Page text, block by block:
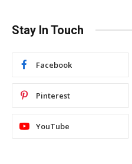
Stay In Touch
Facebook
Pinterest
YouTube